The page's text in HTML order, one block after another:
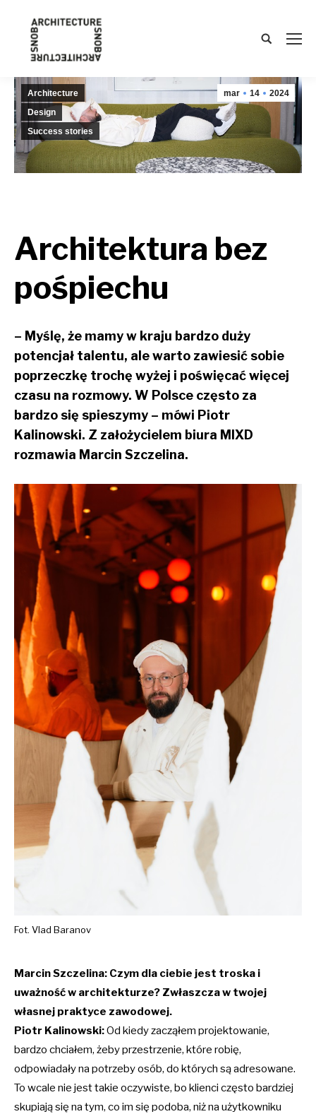
Search:
mar 14 2024
Architecture
Design
Success stories
Architektura bez
pośpiechu
– Myślę, że mamy w kraju bardzo duży
potencjał talentu, ale warto zawiesić sobie
poprzeczkę trochę wyżej i poświęcać więcej
czasu na rozmowy. W Polsce często za
bardzo się spieszymy – mówi Piotr
Kalinowski. Z założycielem biura MIXD
rozmawia Marcin Szczelina.
Fot. Vlad Baranov
Marcin Szczelina: Czym dla ciebie jest troska i
uważność w architekturze? Zwłaszcza w twojej
własnej praktyce zawodowej.
Piotr Kalinowski:Od kiedy zacząłem projektowanie,
bardzo chciałem, żeby przestrzenie, które robię,
odpowiadały na potrzeby osób, do których są adresowane.
To wcale nie jest takie oczywiste, bo klienci często bardziej
skupiają się na tym, co im się podoba, niż na użytkowniku